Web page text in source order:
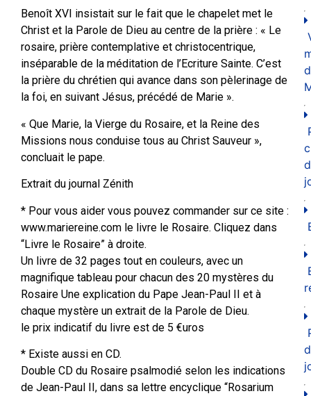
Benoît XVI insistait sur le fait que le chapelet met le
Christ et la Parole de Dieu au centre de la prière : « Le
rosaire, prière contemplative et christocentrique,
inséparable de la méditation de l’Ecriture Sainte. C’est
la prière du chrétien qui avance dans son pèlerinage de
la foi, en suivant Jésus, précédé de Marie ».
« Que Marie, la Vierge du Rosaire, et la Reine des
Missions nous conduise tous au Christ Sauveur »,
concluait le pape.
Extrait du journal Zénith
* Pour vous aider vous pouvez commander sur ce site :
www.mariereine.com le livre le Rosaire. Cliquez dans
“Livre le Rosaire” à droite.
Un livre de 32 pages tout en couleurs, avec un
magnifique tableau pour chacun des 20 mystères du
Rosaire Une explication du Pape Jean-Paul II et à
chaque mystère un extrait de la Parole de Dieu.
le prix indicatif du livre est de 5 €uros
* Existe aussi en CD.
Double CD du Rosaire psalmodié selon les indications
de Jean-Paul II, dans sa lettre encyclique “Rosarium